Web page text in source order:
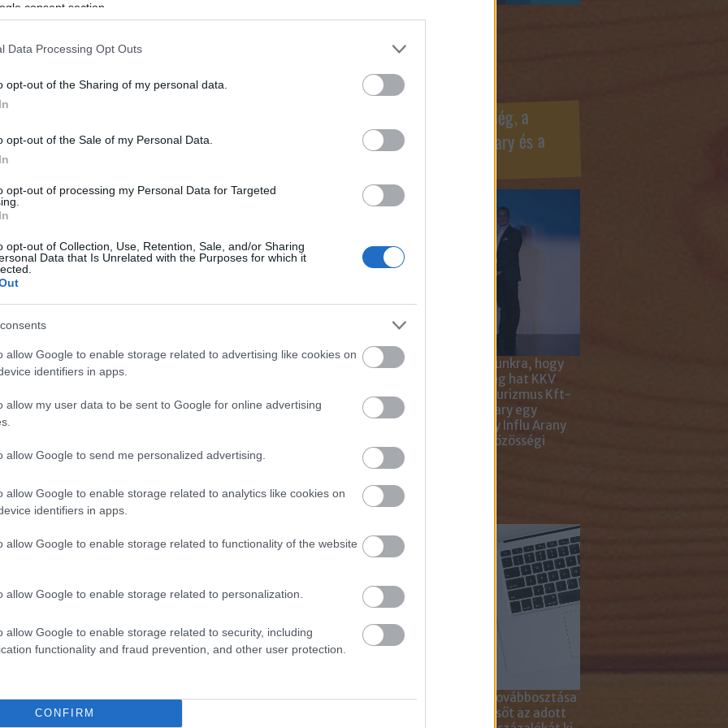
consent section.
Data Processing Opt Outs
opt-out of the Sharing of my personal data.
opt-out of the Sale of my Personal Data.
opt-out of processing my Personal Data for Targeted
opt-out of Collection, Use, Retention, Sale, and/or Sharing
Data that Is Unrelated with the Purposes for which it
allow Google to enable storage related to advertising like cookies on
identifiers in apps.
allow my user data to be sent to Google for online advertising
allow Google to send me personalized advertising.
allow Google to enable storage related to analytics like cookies on
identifiers in apps.
allow Google to enable storage related to functionality of the website
allow Google to enable storage related to personalization.
allow Google to enable storage related to security, including
functionality and fraud prevention, and other user protection.
CONFIRM
organikus marketing hasonlóan működik. A cél az,
hogy természetesen vonzzuk be a közönséget a
érhető ez…
2021. okt 07.
fenntartható közösségi média
marketinghez!
fektetnünk. Néha láthatunk olyat, hogy gyors
habár a hirtelen jött, kimagasló…
ami
Facebook oldaldoboz
Magyar Marketing Szövetség, a
KREATÍV, az Internet Hungary és a
Nagy megtiszteltetés számunkra, hogy
Magyar Marketing Szövetség hat KKV
Marketing Gyémánt Díjjal, Turizmus Kft-
től 5 díjjal, az Internet Hungary egy
fődíjjal, a KREATÍV pedig egy Influ Arany
díjjal tüntette ki cégünket közösségi
média kampányaiért.
Így használd cikkeinket...
Az anyagok linkkel történő továbbosztása
természetesen lehetséges, sőt az adott